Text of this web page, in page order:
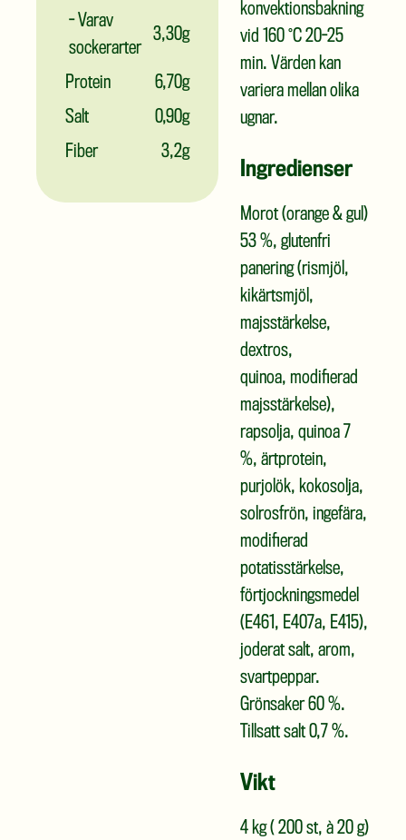
konvektionsbakning
vid 160 °C 20-25
min. Värden kan
variera mellan olika
ugnar.
Ingredienser
Morot (orange & gul)
53 %, glutenfri
panering (rismjöl,
kikärtsmjöl,
majsstärkelse,
dextros,
quinoa, modifierad
majsstärkelse),
rapsolja, quinoa 7
%, ärtprotein,
purjolök, kokosolja,
solrosfrön, ingefära,
modifierad
potatisstärkelse,
förtjockningsmedel
(E461, E407a, E415),
joderat salt, arom,
svartpeppar.
Grönsaker 60 %.
Tillsatt salt 0,7 %.
Vikt
4 kg ( 200 st, à 20 g)
- Varav
sockerarter
3,30g
Protein
6,70g
Salt
0,90g
Fiber
3,2g